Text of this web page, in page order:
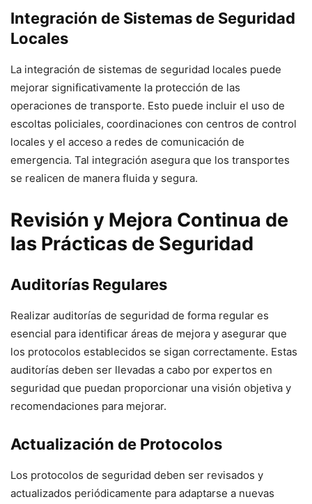
Integración de Sistemas de Seguridad
Locales
La integración de sistemas de seguridad locales puede
mejorar significativamente la protección de las
operaciones de transporte. Esto puede incluir el uso de
escoltas policiales, coordinaciones con centros de control
locales y el acceso a redes de comunicación de
emergencia. Tal integración asegura que los transportes
se realicen de manera fluida y segura.
Revisión y Mejora Continua de
las Prácticas de Seguridad
Auditorías Regulares
Realizar auditorías de seguridad de forma regular es
esencial para identificar áreas de mejora y asegurar que
los protocolos establecidos se sigan correctamente. Estas
auditorías deben ser llevadas a cabo por expertos en
seguridad que puedan proporcionar una visión objetiva y
recomendaciones para mejorar.
Actualización de Protocolos
Los protocolos de seguridad deben ser revisados y
actualizados periódicamente para adaptarse a nuevas